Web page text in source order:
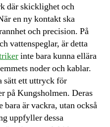
där skicklighet och
en ny kontakt ska
och precision. På
vattenspeglar, är detta
inte bara kunna ellära
noder och kablar.
sätt ett uttryck för
på Kungsholmen. Deras
är vackra, utan också
uppfyller dessa